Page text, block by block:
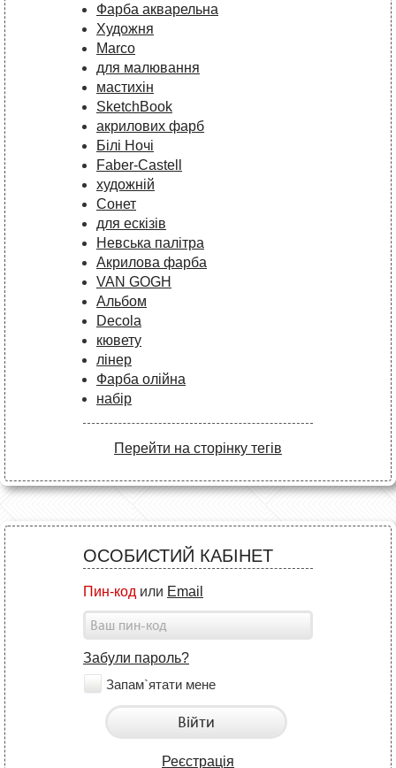
Фарба акварельна
Художня
Marco
для малювання
мастихін
SketchBook
акрилових фарб
Білі Ночі
Faber-Castell
художній
Сонет
для ескізів
Невська палітра
Акрилова фарба
VAN GOGH
Альбом
Decola
кювету
лінер
Фарба олійна
набір
Перейти на сторінку тегів
ОСОБИСТИЙ КАБІНЕТ
Пин-код или Email
Забули пароль?
Запам`ятати мене
Війти
Реєстрація